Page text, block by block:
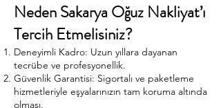
Neden Sakarya Oğuz Nakliyat’ı
Tercih Etmelisiniz?​
Deneyimli Kadro: Uzun yıllara dayanan
tecrübe ve profesyonellik.
Güvenlik Garantisi: Sigortalı ve paketleme
hizmetleriyle eşyalarınızın tam koruma altında
olması.